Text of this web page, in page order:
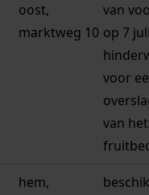
oost,
marktweg 10
van
op 7
voor
van
hem,